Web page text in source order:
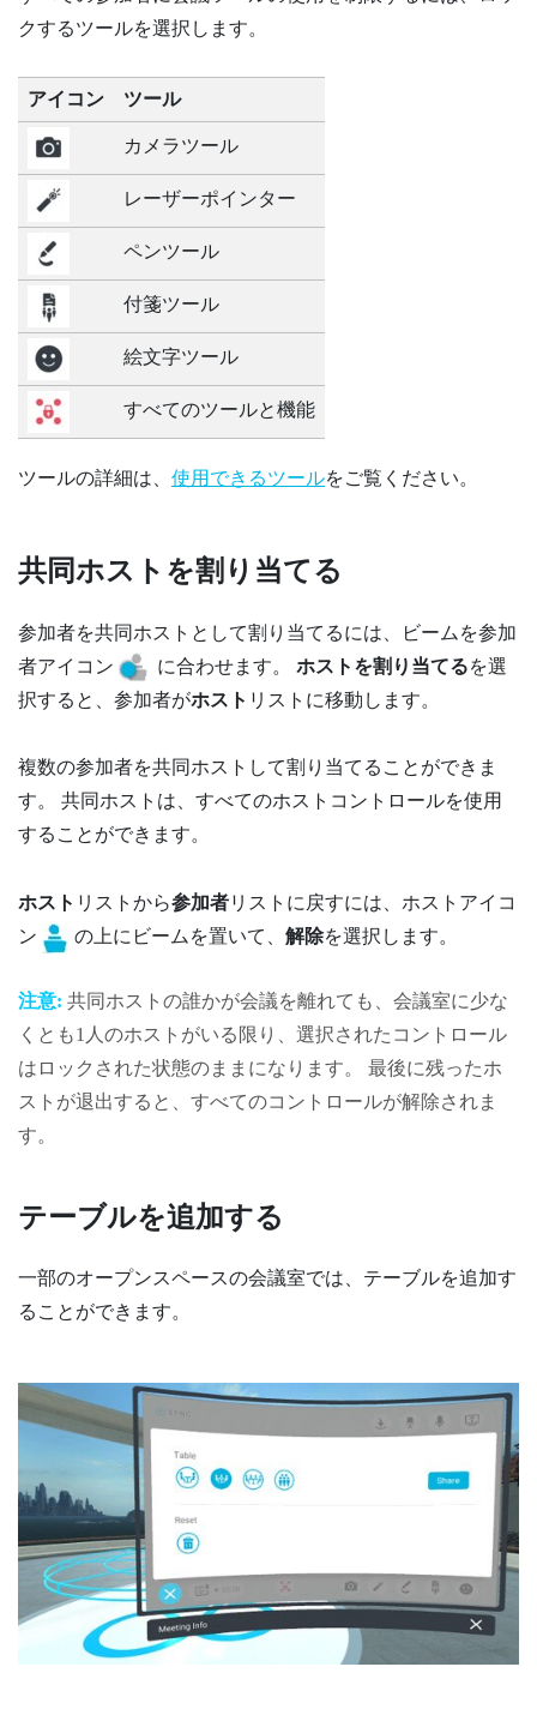
クするツールを選択します。
アイコン ツール
カメラツール
レーザーポインター
ペンツール
付箋ツール
絵文字ツール
すべてのツールと機能
ツールの詳細は、 使用できるツールをご覧ください。
共同ホストを割り当てる
参加者を共同ホストとして割り当てるには、ビームを参加
者アイコン
に合わせます。 ホストを割り当てるを選
択すると、参加者がホスト リストに移動します。
複数の参加者を共同ホストして割り当てることができま
す。 共同ホストは、すべてのホストコントロールを使用
することができます。
ホスト リストから参加者リストに戻すには、ホストアイコ
ン
の上にビームを置いて、 解除を選択します。
注意: 共同ホストの誰かが会議を離れても、会議室に少な
くとも1人のホストがいる限り、選択されたコントロール
はロックされた状態のままになります。 最後に残ったホ
ストが退出すると、すべてのコントロールが解除されま
す。
テーブルを追加する
一部のオープンスペースの会議室では、テーブルを追加す
ることができます。